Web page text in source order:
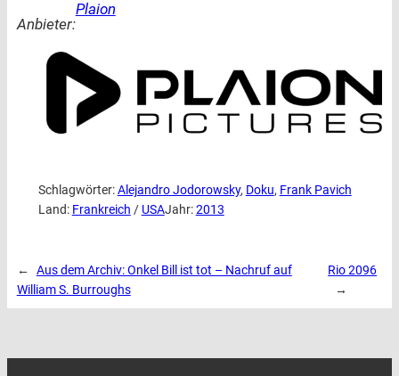
Anbieter:
Plaion
Schlagwörter:Alejandro Jodorowsky, Doku, Frank Pavich
Land: Frankreich / USAJahr:2013
←
Aus dem Archiv: Onkel Bill ist tot – Nachruf auf
William S. Burroughs
Rio 2096
→